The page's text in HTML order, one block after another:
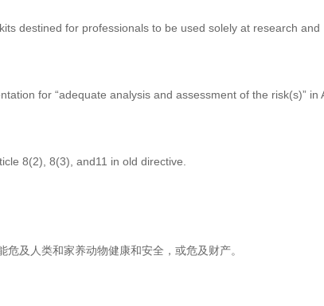
destined for professionals to be used solely at research and
for “adequate analysis and assessment of the risk(s)” in
8(2), 8(3), and11 in old directive.
及人类和家养动物健康和安全，或危及财产。